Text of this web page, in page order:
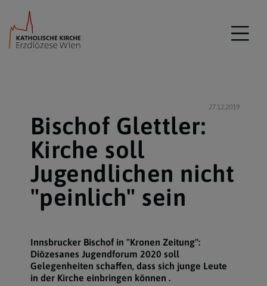
27.12.2019
Bischof Glettler:
Kirche soll
Jugendlichen nicht
"peinlich" sein
Innsbrucker Bischof in "Kronen Zeitung":
Diözesanes Jugendforum 2020 soll
Gelegenheiten schaffen, dass sich junge Leute
in der Kirche einbringen können .